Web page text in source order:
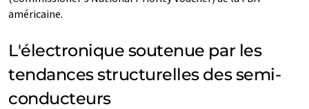
américaine.
L'électronique soutenue par les
tendances structurelles des semi-
conducteurs